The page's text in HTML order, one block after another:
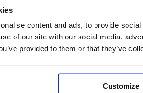
content and ads, to provide
of our site with our social media,
provided to them or that they’ve
Customize
Pulisci il sedano e il
Aggiungi un filo d’olio,
Taglia a tocchettini il
Prepara la salsa
Taglia l’avocado,